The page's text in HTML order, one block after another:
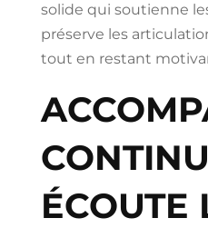
solide qui soutienne
préserve les
tout en restant
ÉCOUTE